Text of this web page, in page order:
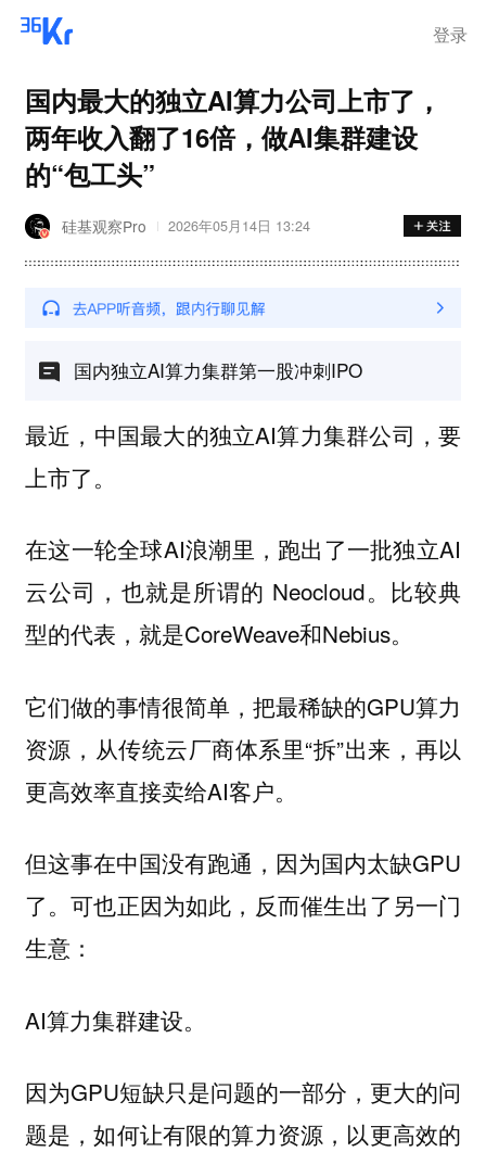
登录
国内最大的独立AI算力公司上市了，
两年收入翻了16倍，做AI集群建设
的“包工头”
硅基观察Pro 2026年05月14日 13:24
国内独立AI算力集群第一股冲刺IPO
最近，中国最大的独立AI算力集群公司，要
上市了。
在这一轮全球AI浪潮里，跑出了一批独立AI
云公司，也就是所谓的 Neocloud。比较典
型的代表，就是CoreWeave和Nebius。
它们做的事情很简单，把最稀缺的GPU算力
资源，从传统云厂商体系里“拆”出来，再以
更高效率直接卖给AI客户。
但这事在中国没有跑通，因为国内太缺GPU
了。可也正因为如此，反而催生出了另一门
生意：
AI算力集群建设。
因为GPU短缺只是问题的一部分，更大的问
题是，如何让有限的算力资源，以更高效的